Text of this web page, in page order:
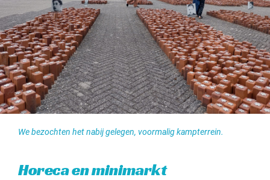
We bezochten het nabij gelegen, voormalig kampterrein.
Horeca en minimarkt